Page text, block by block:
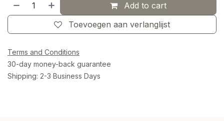
Add to cart
Toevoegen aan verlanglijst
Terms and Conditions
30-day money-back guarantee
Shipping: 2-3 Business Days